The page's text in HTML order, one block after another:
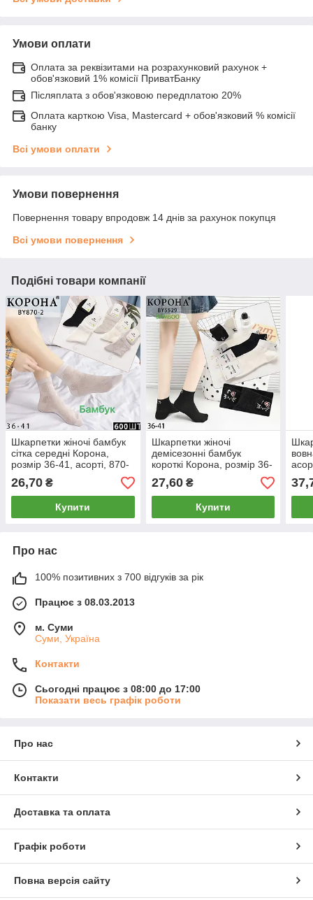
Умови оплати
Оплата за реквізитами на розрахунковий рахунок +
обов'язковий 1% комісії ПриватБанку
Післяплата з обов'язковою передплатою 20%
Оплата карткою Visa, Mastercard + обов'язковий % комісії
банку
Всі умови оплати
Умови повернення
Повернення товару впродовж 14 днів за рахунок покупця
Всі умови повернення
Подібні товари компанії
Шкарпетки жіночі бамбук
сітка середні Корона,
розмір 36-41, асорті, 870-
2
26,70 ₴
Купити
Шкарпетки жіночі
демісезонні бамбук
короткі Корона, розмір 36-
41, асорті, 5529
27,60₴
Купити
Про нас
100% позитивних з 700 відгуків за рік
Працює з 08.03.2013
м. Суми
Суми, Україна
Контакти
Сьогодні працює з 08:00 до 17:00
Показати весь графік роботи
Про нас
Контакти
Доставка та оплата
Графік роботи
Повна версія сайту